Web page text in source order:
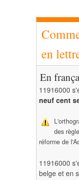
en
En
11916000
neuf cent
des
réforme de
11916000
belge et en